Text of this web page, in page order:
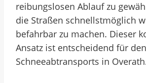
reibungslosen Ablauf zu
die Straßen schnellstmöglich
befahrbar zu machen. Dieser
Ansatz ist entscheidend für
Schneeabtransports in